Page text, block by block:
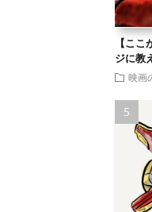
【こ
ジに教
映画